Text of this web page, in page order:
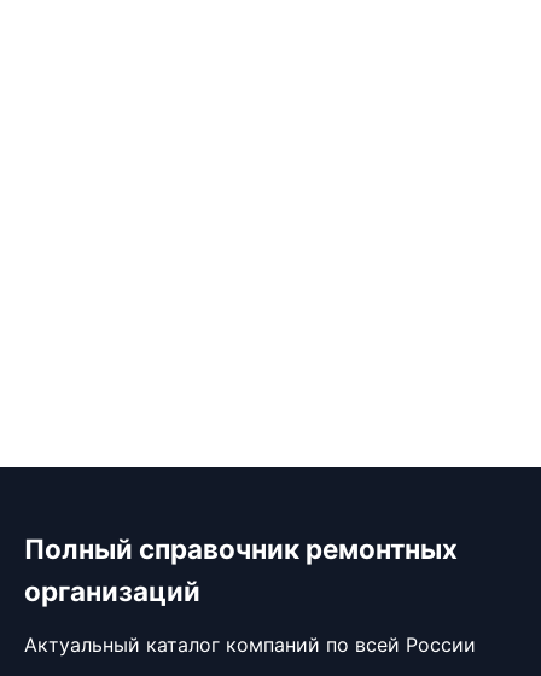
Полный справочник ремонтных
организаций
Актуальный каталог компаний по всей России